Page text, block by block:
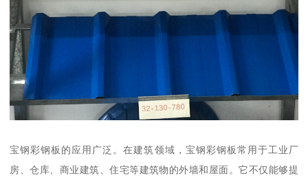
宝钢彩钢板的应用广泛。在建筑领域，宝钢彩钢板常用于工业厂
房、仓库、商业建筑、住宅等建筑物的外墙和屋面。它不仅能够提